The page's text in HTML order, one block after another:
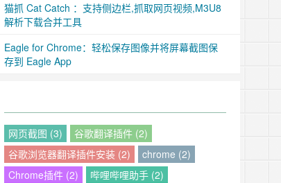
猫抓 Cat Catch ：支持侧边栏,抓取网页视频,M3U8
解析下载合并工具
Eagle for Chrome：轻松保存图像并将屏幕截图保
存到 Eagle App
网页截图 (3)
谷歌翻译插件 (2)
谷歌浏览器翻译插件安装 (2)
chrome (2)
Chrome插件 (2)
哔哩哔哩助手 (2)